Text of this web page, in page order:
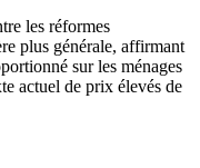
les réformes
plus générale, affirmant
sur les ménages
actuel de prix élevés de